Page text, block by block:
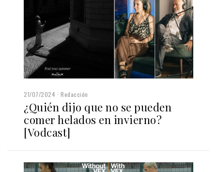
21/07/2024 Redacción
¿Quién dijo que no se pueden
comer helados en invierno?
[Vodcast]